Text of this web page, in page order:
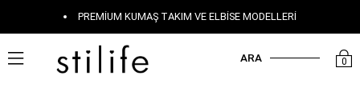
KAPIDA ÖDEME SEÇENEĞI
0
ARA